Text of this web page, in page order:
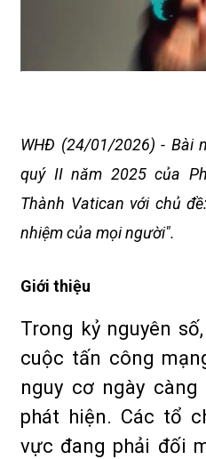
WHĐ (24/01/2026) - Bài
quý II năm 2025 của
Thành Vatican với chủ
nhiệm của mọi người".
Giới thiệu
Trong kỷ nguyên
cuộc tấn công
nguy cơ ngày
phát hiện. Các tổ
vực đang phải đối